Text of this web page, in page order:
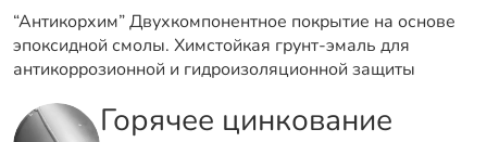
“Антикорхим” Двухкомпонентное покрытие на основе
эпоксидной смолы. Химстойкая грунт-эмаль для
антикоррозионной и гидроизоляционной защиты
Горячее цинкование